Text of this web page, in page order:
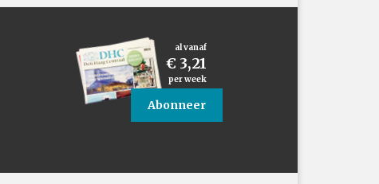
al vanaf
€ 3,21
per week
Abonneer